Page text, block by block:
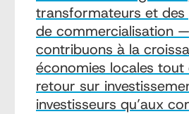
transformateurs et
de commercialisation
contribuons à la
économies locales
retour sur
investisseurs qu’aux